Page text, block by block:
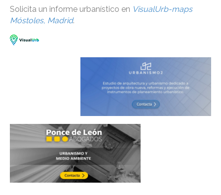
Solicita un informe urbanístico en VisualUrb-maps
Móstoles, Madrid.